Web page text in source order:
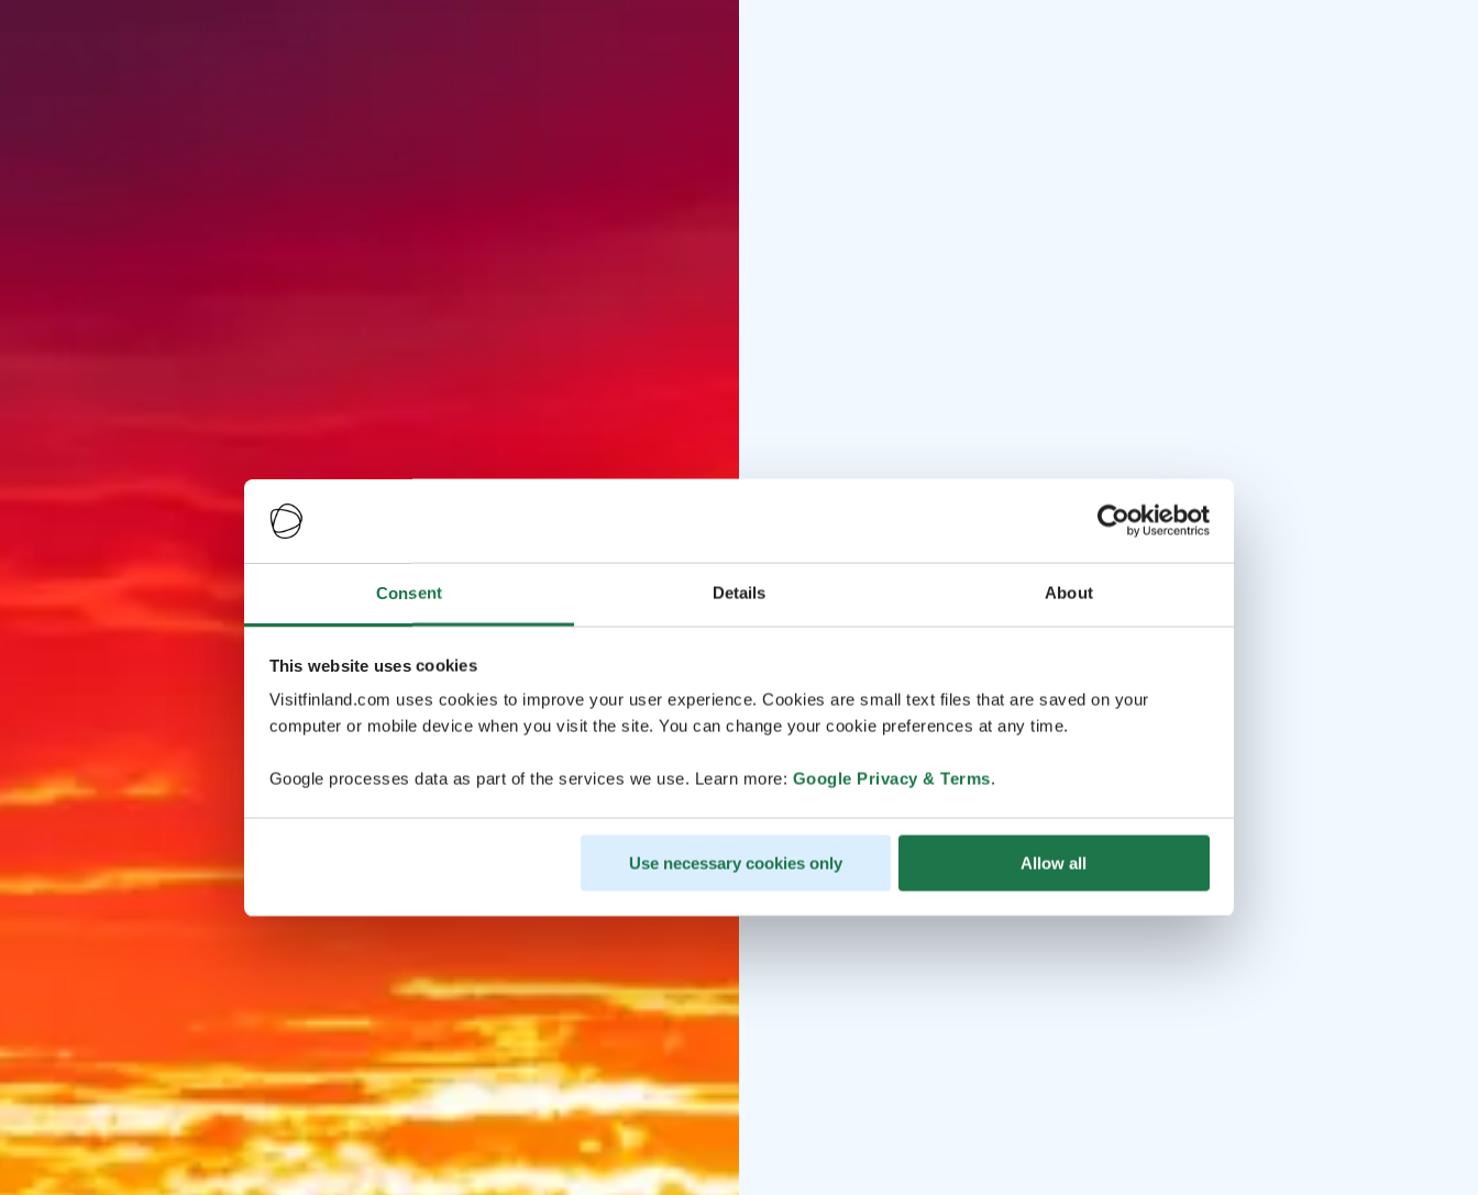
Consent Details About
This website uses cookies
Visitfinland.com uses cookies to improve your user experience. Cookies are small text files that are saved on your
computer or mobile device when you visit the site. You can change your cookie preferences at any time.
Google processes data as part of the services we use. Learn more: Google Privacy & Terms.
Use necessary cookies only Allow all